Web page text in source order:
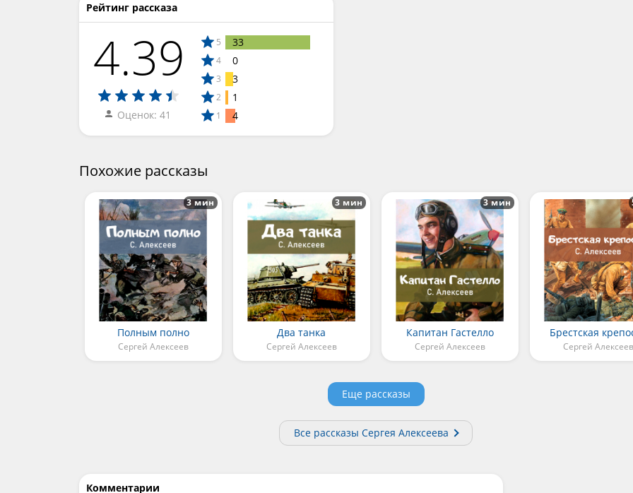
Рейтинг рассказа
4.39
Оценок: 41
5 33
4 0
3 3
2 1
1 4
Похожие рассказы
Полным полно
Сергей Алексеев
3 мин
Два танка
Сергей Алексеев
3 мин
Капитан Гастелло
Сергей Алексеев
3 мин
Брестская
Сергей Алексеев
Еще рассказы
Все рассказы Сергея Алексеева
Комментарии